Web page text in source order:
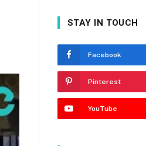
STAY IN TOUCH
Facebook
Pinterest
YouTube